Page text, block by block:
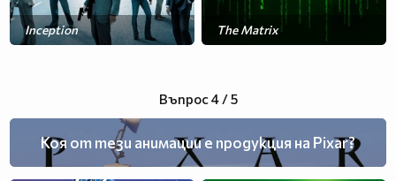
Inception The Matrix
Американски пай
Въпрос 4 / 5
Коя от тези анимации е продукция на Pixar?